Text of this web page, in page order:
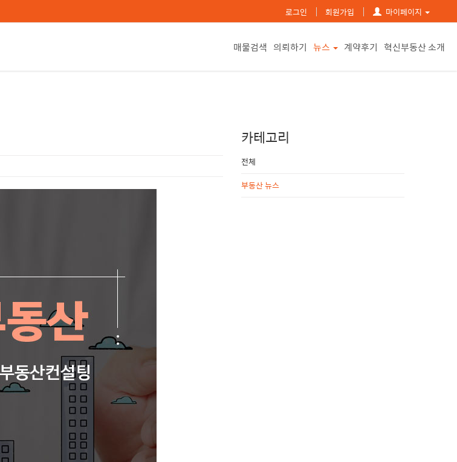
로그인 회원가입 마이페이지
매물검색 의뢰하기 뉴스 계약후기 혁신부동산 소개
카테고리
전체
부동산 뉴스